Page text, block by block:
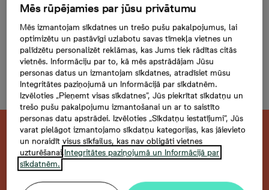
Mazā Stacijas 5-54, 54,
2 -istabu dzīvoklis,
Platība 44,5 m²
Šim dzīvoklim iegādāties
autostāvvietu nav iespējams
Šis dzīvoklis ir pārdots. Vēlaties atrast kaut
ko līdzīgu?
Meklēt citu dzīvokli
Mēs rūpējamies par jūsu privātumu
Mēs izmantojam sīkdatnes un trešo pušu pakalpojumus, lai
optimizētu un pastāvīgi uzlabotu savas tīmekļa vietnes un
palīdzētu personalizēt reklāmas, kas Jums tiek rādītas citās
vietnēs. Informāciju par to, kā mēs apstrādājam Jūsu
personas datus un izmantojam sīkdatnes, atradīsiet mūsu
Integritātes paziņojumā un Informācijā par sīkdatnēm.
Izvēloties „Pieņemt visas sīkdatnes”, Jūs piekrītat sīkdatņu un
trešo pušu pakalpojumu izmantošanai un ar to saistīto
personas datu apstrādei. Izvēloties „Sīkdatņu iestatījumi”, Jūs
varat pielāgot izmantojamo sīkdatņu kategorijas, kas jāievieto
un noraidīt visus sīkfailus, kas nav obligāti vietnes
uzturēšanai.Integritātes paziņojumā un Informācijā par
sīkdatnēm.